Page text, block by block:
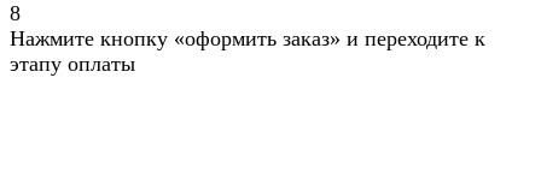
8
Нажмите кнопку «оформить заказ» и переходите к
этапу оплаты